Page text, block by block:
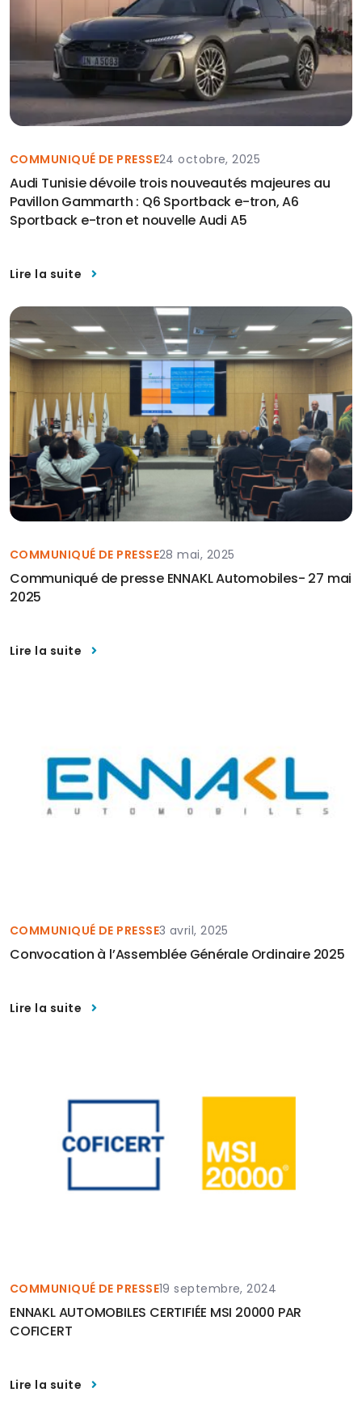
COMMUNIQUÉ DE PRESSE24 octobre, 2025
Audi Tunisie dévoile trois nouveautés majeures au
Pavillon Gammarth : Q6 Sportback e-tron, A6
Sportback e-tron et nouvelle Audi A5
Lire la suite
COMMUNIQUÉ DE PRESSE28 mai, 2025
Communiqué de presse ENNAKL Automobiles- 27 mai
2025
Lire la suite
COMMUNIQUÉ DE PRESSE3 avril, 2025
Convocation à l’Assemblée Générale Ordinaire 2025
Lire la suite
COMMUNIQUÉ DE PRESSE19 septembre, 2024
ENNAKL AUTOMOBILES CERTIFIÉE MSI 20000 PAR
COFICERT
Lire la suite